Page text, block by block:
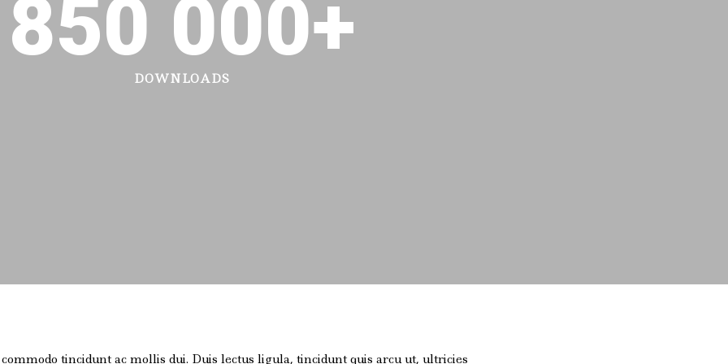
850 000+
DOWNLOADS
tincidunt ac mollis dui. Duis lectus ligula, tincidunt quis arcu ut, ultricies